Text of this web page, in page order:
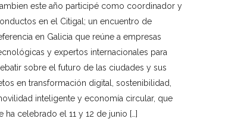
este año participé como coordinador y
en el Citigal; un encuentro de
en Galicia que reúne a empresas
y expertos internacionales para
sobre el futuro de las ciudades y sus
en transformación digital, sostenibilidad,
inteligente y economía circular, que
ha celebrado el 11 y 12 de junio […]